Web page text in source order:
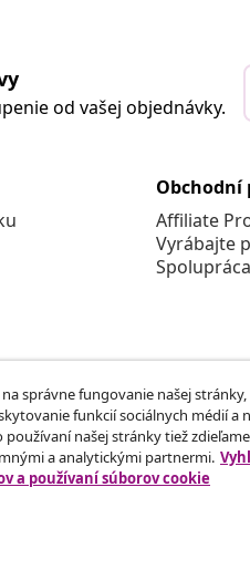
od vašej objednávky.
Obchodní
Affiliate
Vyrábajte
správne fungovanie našej stránky,
funkcií sociálnych médií a
našej stránky tiež
a analytickými partnermi.
a používaní súborov cookie